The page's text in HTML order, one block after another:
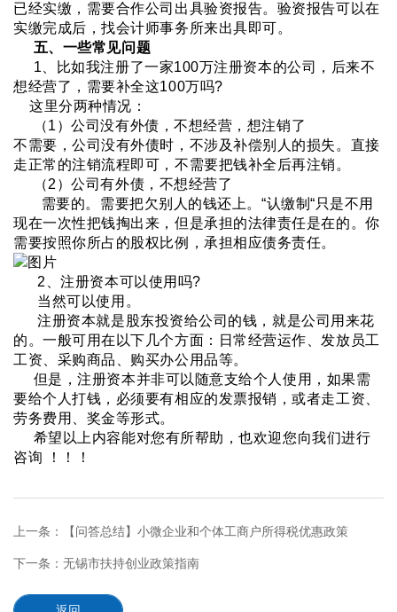
已经实缴，需要合作公司出具验资报告。验资报告可以在
实缴完成后，找会计师事务所来出具即可。
五、一些常见问题
1、比如我注册了一家100万注册资本的公司，后来不
想经营了，需要补全这100万吗?
这里分两种情况：
（1）公司没有外债，不想经营，想注销了
不需要，公司没有外债时，不涉及补偿别人的损失。直接
走正常的注销流程即可，不需要把钱补全后再注销。
（2）公司有外债，不想经营了
需要的。需要把欠别人的钱还上。“认缴制“只是不用
现在一次性把钱掏出来，但是承担的法律责任是在的。你
需要按照你所占的股权比例，承担相应债务责任。
2、注册资本可以使用吗?
当然可以使用。
注册资本就是股东投资给公司的钱，就是公司用来花
的。一般可用在以下几个方面：日常经营运作、发放员工
工资、采购商品、购买办公用品等。
但是，注册资本并非可以随意支给个人使用，如果需
要给个人打钱，必须要有相应的发票报销，或者走工资、
劳务费用、奖金等形式。
希望以上内容能对您有所帮助，也欢迎您向我们进行
咨询 ！！！
上一条： 【问答总结】小微企业和个体工商户所得税优惠政策
下一条： 无锡市扶持创业政策指南